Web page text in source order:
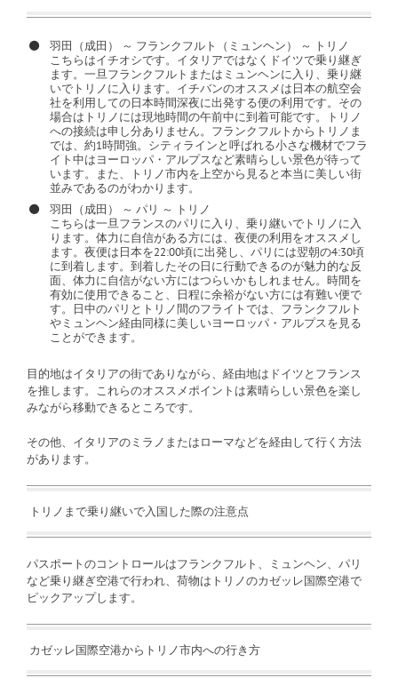
羽田（成田） ～ フランクフルト（ミュンヘン） ～ トリノ
こちらはイチオシです。イタリアではなくドイツで乗り継ぎ
ます。一旦フランクフルトまたはミュンヘンに入り、乗り継
いでトリノに入ります。イチバンのオススメは日本の航空会
社を利用しての日本時間深夜に出発する便の利用です。その
場合はトリノには現地時間の午前中に到着可能です。トリノ
への接続は申し分ありません。フランクフルトからトリノま
では、約1時間強。シティラインと呼ばれる小さな機材でフラ
イト中はヨーロッパ・アルプスなど素晴らしい景色が待って
います。また、トリノ市内を上空から見ると本当に美しい街
並みであるのがわかります。
羽田（成田） ～ パリ ～ トリノ
こちらは一旦フランスのパリに入り、乗り継いでトリノに入
ります。体力に自信がある方には、夜便の利用をオススメし
ます。夜便は日本を22:00頃に出発し、パリには翌朝の4:30頃
に到着します。到着したその日に行動できるのが魅力的な反
面、体力に自信がない方にはつらいかもしれません。時間を
有効に使用できること、日程に余裕がない方には有難い便で
す。日中のパリとトリノ間のフライトでは、フランクフルト
やミュンヘン経由同様に美しいヨーロッパ・アルプスを見る
ことができます。
目的地はイタリアの街でありながら、経由地はドイツとフランス
を推します。これらのオススメポイントは素晴らしい景色を楽し
みながら移動できるところです。
その他、イタリアのミラノまたはローマなどを経由して行く方法
があります。
トリノまで乗り継いで入国した際の注意点
パスポートのコントロールはフランクフルト、ミュンヘン、パリ
など乗り継ぎ空港で行われ、荷物はトリノのカゼッレ国際空港で
ピックアップします。
カゼッレ国際空港からトリノ市内への行き方